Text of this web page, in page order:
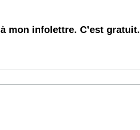
mon infolettre. C’est gratuit.